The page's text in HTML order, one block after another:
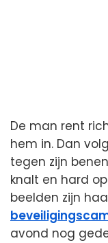
De man rent
hem in. Dan
tegen zijn
knalt en hard
beelden zijn
avond nog